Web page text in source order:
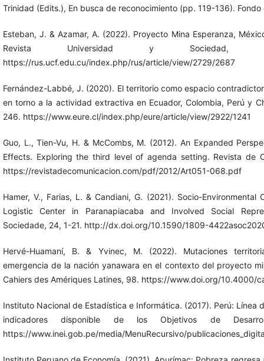
Trinidad (Edits.), En busca de reconocimiento (pp. 119-136). Fondo
Esteban, J. & Azamar, A. (2022). Proyecto Mina Esperanza,
Revista Universidad y Sociedad,
https://rus.ucf.edu.cu/index.php/rus/article/view/2729/2687
Fernández-Labbé, J. (2020). El territorio como espacio
en torno a la actividad extractiva en Ecuador, Colombia, Perú y
246. https://www.eure.cl/index.php/eure/article/view/2922/1241
Guo, L., Tien-Vu, H. & McCombs, M. (2012). An Expanded
Effects. Exploring the third level of agenda setting. Revista de
https://revistadecomunicacion.com/pdf/2012/Art051-068.pdf
Hamer, V., Farias, L. & Candiani, G. (2021). Socio-
Logistic Center in Paranapiacaba and Involved Social
Sociedade, 24, 1-21. http://dx.doi.org/10.1590/1809-
Hervé-Huamaní, B. & Yvinec, M. (2022). Mutaciones
emergencia de la nación yanawara en el contexto del proyecto
Cahiers des Amériques Latines, 98. https://www.doi.org/10.4000/
Instituto Nacional de Estadística e Informática. (2017). Perú: Línea
indicadores disponible de los Objetivos de
https://www.inei.gob.pe/media/MenuRecursivo/